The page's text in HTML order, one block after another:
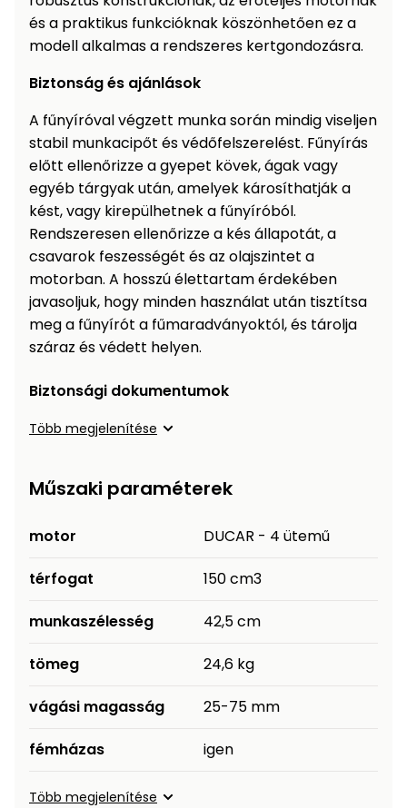
és a praktikus funkcióknak köszönhetően ez a
modell alkalmas a rendszeres kertgondozásra.
Biztonság és ajánlások
A fűnyíróval végzett munka során mindig viseljen
stabil munkacipőt és védőfelszerelést. Fűnyírás
előtt ellenőrizze a gyepet kövek, ágak vagy
egyéb tárgyak után, amelyek károsíthatják a
kést, vagy kirepülhetnek a fűnyíróból.
Rendszeresen ellenőrizze a kés állapotát, a
csavarok feszességét és az olajszintet a
motorban. A hosszú élettartam érdekében
javasoljuk, hogy minden használat után tisztítsa
meg a fűnyírót a fűmaradványoktól, és tárolja
száraz és védett helyen.
Biztonsági dokumentumok
Több megjelenítése
Műszaki paraméterek
motor DUCAR - 4 ütemű
térfogat 150 cm3
munkaszélesség 42,5 cm
tömeg 24,6 kg
vágási magasság 25-75 mm
fémházas igen
Több megjelenítése